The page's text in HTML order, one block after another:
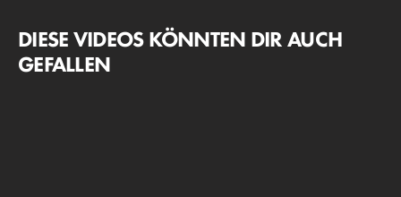
DIESE VIDEOS KÖNNTEN DIR AUCH
GEFALLEN